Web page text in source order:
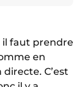
faut prendre
en
C’est